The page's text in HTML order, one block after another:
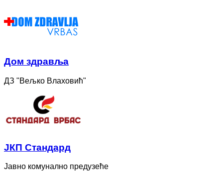
Дом здравља
ДЗ "Вељко Влаховић"
ЈКП Стандард
Јавно комунално предузеће